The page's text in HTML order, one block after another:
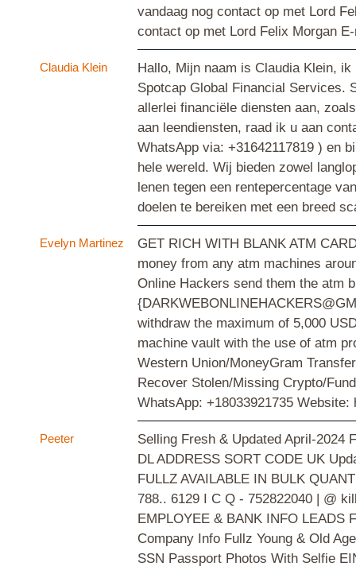
vandaag nog contact op met Lord
contact op met Lord Felix Morgan
Claudia Klein
Hallo, Mijn naam is Claudia Klein,
Spotcap Global Financial Services.
allerlei financiële diensten aan,
aan leendiensten, raad ik u aan
WhatsApp via: +31642117819 ) en
hele wereld. Wij bieden zowel
lenen tegen een rentepercentage
doelen te bereiken met een breed
Evelyn Martinez
GET RICH WITH BLANK ATM
money from any atm machines
Online Hackers send them the atm
withdraw the maximum of 5,000
machine vault with the use of atm
Western Union/MoneyGram
Recover Stolen/Missing Crypto/
WhatsApp: +18033921735
Peeter
Selling Fresh & Updated April-2024
DL ADDRESS SORT CODE UK
FULLZ AVAILABLE IN BULK
788.. 6129 I C Q - 752822040 | @
EMPLOYEE & BANK INFO LEADS
Company Info Fullz Young & Old
SSN Passport Photos With Selfie